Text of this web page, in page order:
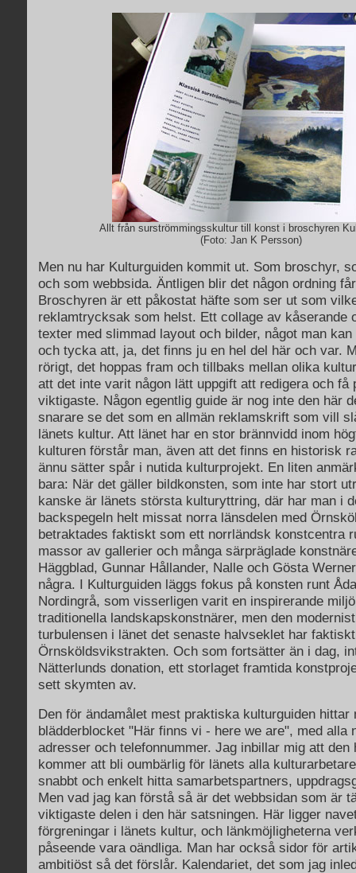
Allt från surströmmingsskultur till konst i broschyren
(Foto: Jan K Persson)
Men nu har Kulturguiden kommit ut. Som broschyr,
och som webbsida. Äntligen blir det någon ordning
Broschyren är ett påkostat häfte som ser ut som
reklamtrycksak som helst. Ett collage av kåserande
texter med slimmad layout och bilder, något man
och tycka att, ja, det finns ju en hel del här och var.
rörigt, det hoppas fram och tillbaks mellan olika
att det inte varit någon lätt uppgift att redigera och få
viktigaste. Någon egentlig guide är nog inte den här
snarare se det som en allmän reklamskrift som vill
länets kultur. Att länet har en stor brännvidd inom
kulturen förstår man, även att det finns en historisk
ännu sätter spår i nutida kulturprojekt. En liten
bara: När det gäller bildkonsten, som inte har stort
kanske är länets största kulturyttring, där har man i
backspegeln helt missat norra länsdelen med
betraktades faktiskt som ett norrländsk konstcentra
massor av gallerier och många särpräglade
Häggblad, Gunnar Hållander, Nalle och Gösta
några. I Kulturguiden läggs fokus på konsten runt
Nordingrå, som visserligen varit en inspirerande
traditionella landskapskonstnärer, men den
turbulensen i länet det senaste halvseklet har
Örnsköldsvikstrakten. Och som fortsätter än i dag,
Nätterlunds donation, ett storlaget framtida
sett skymten av.
Den för ändamålet mest praktiska kulturguiden hittar
blädderblocket "Här finns vi - here we are", med alla
adresser och telefonnummer. Jag inbillar mig att
kommer att bli oumbärlig för länets alla
snabbt och enkelt hitta samarbetspartners,
Men vad jag kan förstå så är det webbsidan som är
viktigaste delen i den här satsningen. Här ligger
förgreningar i länets kultur, och länkmöjligheterna
påseende vara oändliga. Man har också sidor för
ambitiöst så det förslår. Kalendariet, det som jag